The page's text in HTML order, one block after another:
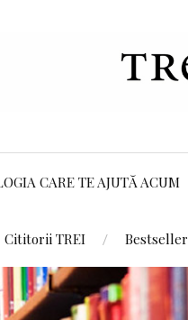
CARE TE AJUTĂ ACUM
Cititorii TREI Bestseller